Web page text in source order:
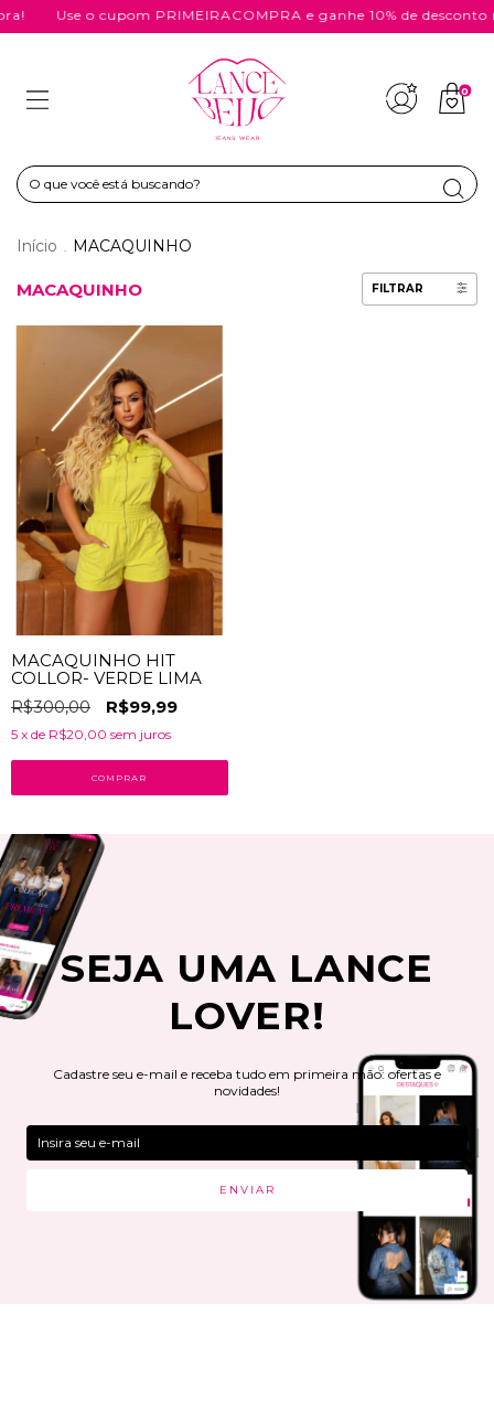
Use o cupom PRIMEIRACOMPRA e ganhe 10% de desconto
0
Início . MACAQUINHO
MACAQUINHO FILTRAR
MACAQUINHO HIT
COLLOR- VERDE LIMA
R$300,00
R$99,99
5 x de R$20,00 sem juros
COMPRAR
SEJA UMA LANCE
LOVER!
Cadastre seu e-mail e receba tudo em primeira mão: ofertas e
novidades!